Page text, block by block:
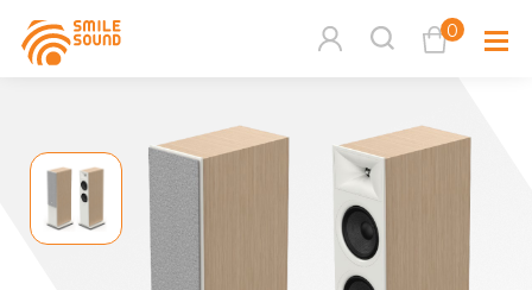
0
查看購物車
商品分類查詢
品牌
多媒